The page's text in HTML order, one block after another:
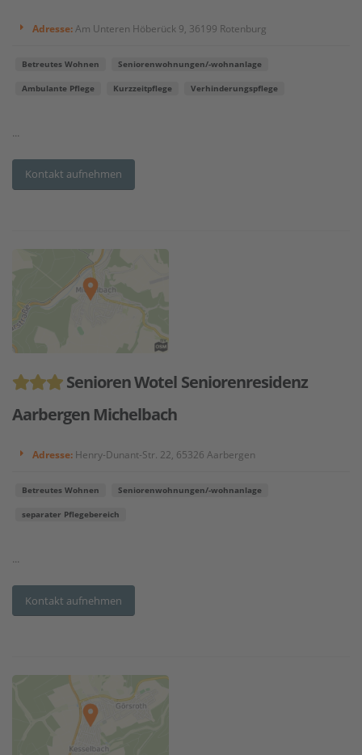
Adresse: Am Unteren Höberück 9, 36199 Rotenburg
Betreutes Wohnen Seniorenwohnungen/-wohnanlage
Ambulante Pflege Kurzzeitpflege Verhinderungspflege
...
Kontakt aufnehmen
Senioren Wotel Seniorenresidenz
Aarbergen Michelbach
Adresse: Henry-Dunant-Str. 22, 65326 Aarbergen
Betreutes Wohnen Seniorenwohnungen/-wohnanlage
separater Pflegebereich
...
Kontakt aufnehmen